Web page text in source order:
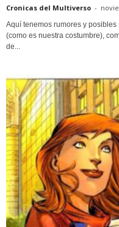
Cronicas del Multiverso -
Aquí tenemos rumores y
(como es nuestra costumbre),
de...